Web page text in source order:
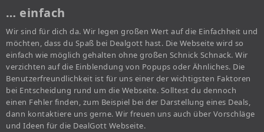
… einfach
Wir sind für dich da. Wir legen großen Wert auf die Einfachheit und
möchten, dass du Spaß bei Dealgott hast. Die Webseite wird so
einfach wie möglich gehalten ohne großen Schnick Schnack. Wir
verzichten auf die Einblendung von Popups oder Ähnliches. Die
Benutzerfreundlichkeit ist für uns einer der wichtigsten Faktoren
bei Entscheidung rund um die Webseite. Solltest du dennoch
einen Fehler finden, zum Beispiel bei der Darstellung eines Deals,
dann kontaktiere uns gerne. Wir freuen uns auch über Vorschläge
und Ideen für die DealGott Webseite.